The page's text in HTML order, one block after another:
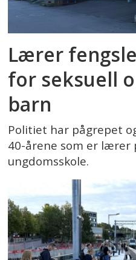
Lærer
for seksuell
barn
Politiet har pågrepet
40-årene som er lærer
ungdomsskole.